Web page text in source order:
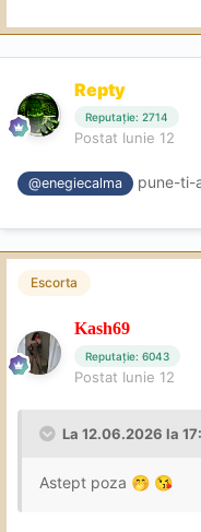
Repty
Reputație: 2714
Postat Iunie 12
@enegiecalma pune-ti-
Escorta
Kash69
Reputație: 6043
Postat Iunie 12
La 12.06.2026 la
Astept poza 🤭 😘